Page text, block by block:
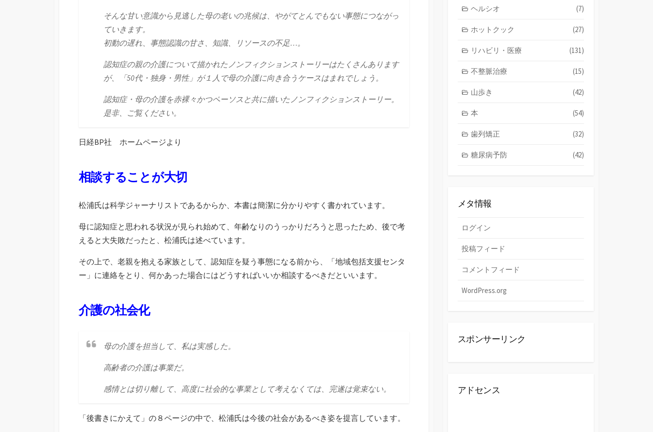
そんな甘い意識から見逃した母の老いの兆候は、やがてとんでもない事態につながっ
ていきます。
初動の遅れ、事態認識の甘さ、知識、リソースの不足…。
認知症の親の介護について描かれたノンフィクションストーリーはたくさんあります
が、「50代・独身・男性」が１人で母の介護に向き合うケースはまれでしょう。
認知症・母の介護を赤裸々かつペーソスと共に描いたノンフィクションストーリー。
是非、ご覧ください。
日経BP社 ホームページより
相談することが大切
松浦氏は科学ジャーナリストであるからか、本書は簡潔に分かりやすく書かれています。
母に認知症と思われる状況が見られ始めて、年齢なりのうっかりだろうと思ったため、後で考
えると大失敗だったと、松浦氏は述べています。
その上で、老親を抱える家族として、認知症を疑う事態になる前から、「地域包括支援センタ
ー」に連絡をとり、何かあった場合にはどうすればいいか相談するべきだといいます。
介護の社会化
母の介護を担当して、私は実感した。
高齢者の介護は事業だ。
感情とは切り離して、高度に社会的な事業として考えなくては、完遂は覚束ない。
「後書きにかえて」の８ページの中で、松浦氏は今後の社会があるべき姿を提言しています。
ヘルシオ (7)
ホットクック (27)
リハビリ・医療 (131)
不整脈治療 (15)
山歩き (42)
本 (54)
歯列矯正 (32)
糖尿病予防 (42)
メタ情報
ログイン
投稿フィード
コメントフィード
WordPress.org
スポンサーリンク
アドセンス